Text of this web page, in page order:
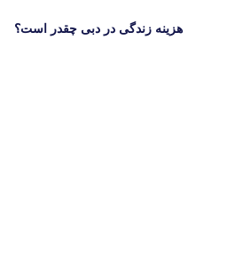
هزینه زندگی در دبی چقدر است؟